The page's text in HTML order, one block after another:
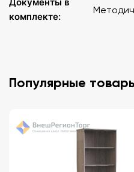
комплекте:
Популярные